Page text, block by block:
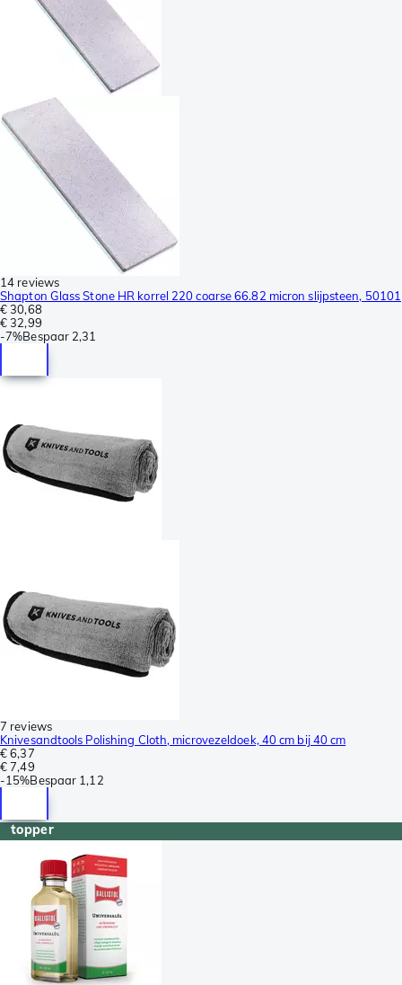
14 reviews
Shapton Glass Stone HR korrel 220 coarse 66.82 micron slijpsteen, 50101
€ 30,68
€ 32,99
-7%Bespaar 2,31
7 reviews
Knivesandtools Polishing Cloth, microvezeldoek, 40 cm bij 40 cm
€ 6,37
€ 7,49
-15%Bespaar 1,12
topper